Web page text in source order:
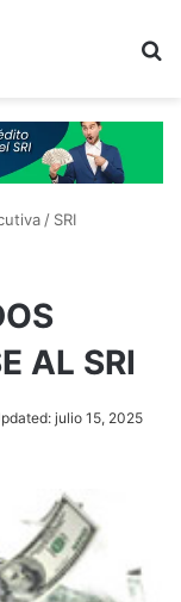
/ SRI
AL SRI
julio 15, 2025